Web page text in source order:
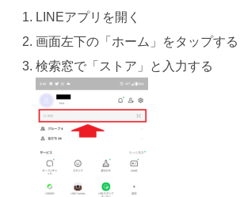
LINEアプリを開く
画面左下の「ホーム」をタップする
検索窓で「ストア」と入力する